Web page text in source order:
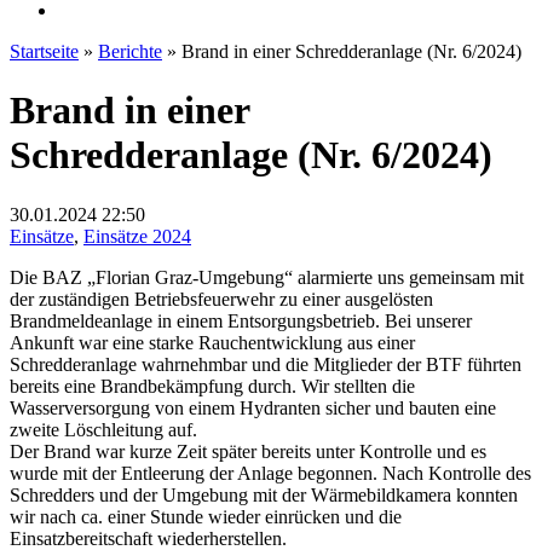
Startseite » Berichte » Brand in einer Schredderanlage (Nr. 6/2024)
Brand in einer
Schredderanlage (Nr. 6/2024)
30.01.2024 22:50
Einsätze, Einsätze 2024
Die BAZ „Florian Graz-Umgebung“ alarmierte uns gemeinsam mit
der zuständigen Betriebsfeuerwehr zu einer ausgelösten
Brandmeldeanlage in einem Entsorgungsbetrieb. Bei unserer
Ankunft war eine starke Rauchentwicklung aus einer
Schredderanlage wahrnehmbar und die Mitglieder der BTF führten
bereits eine Brandbekämpfung durch. Wir stellten die
Wasserversorgung von einem Hydranten sicher und bauten eine
zweite Löschleitung auf.
Der Brand war kurze Zeit später bereits unter Kontrolle und es
wurde mit der Entleerung der Anlage begonnen. Nach Kontrolle des
Schredders und der Umgebung mit der Wärmebildkamera konnten
wir nach ca. einer Stunde wieder einrücken und die
Einsatzbereitschaft wiederherstellen.